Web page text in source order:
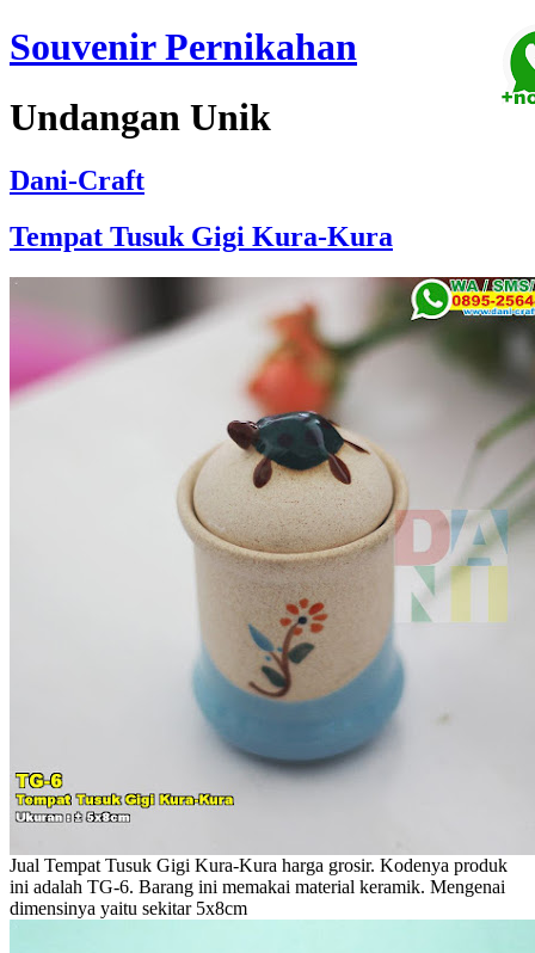
Souvenir Pernikahan
Undangan Unik
Dani-Craft
Tempat Tusuk Gigi Kura-Kura
Jual Tempat Tusuk Gigi Kura-Kura harga grosir. Kodenya produk
ini adalah TG-6. Barang ini memakai material keramik. Mengenai
dimensinya yaitu sekitar 5x8cm